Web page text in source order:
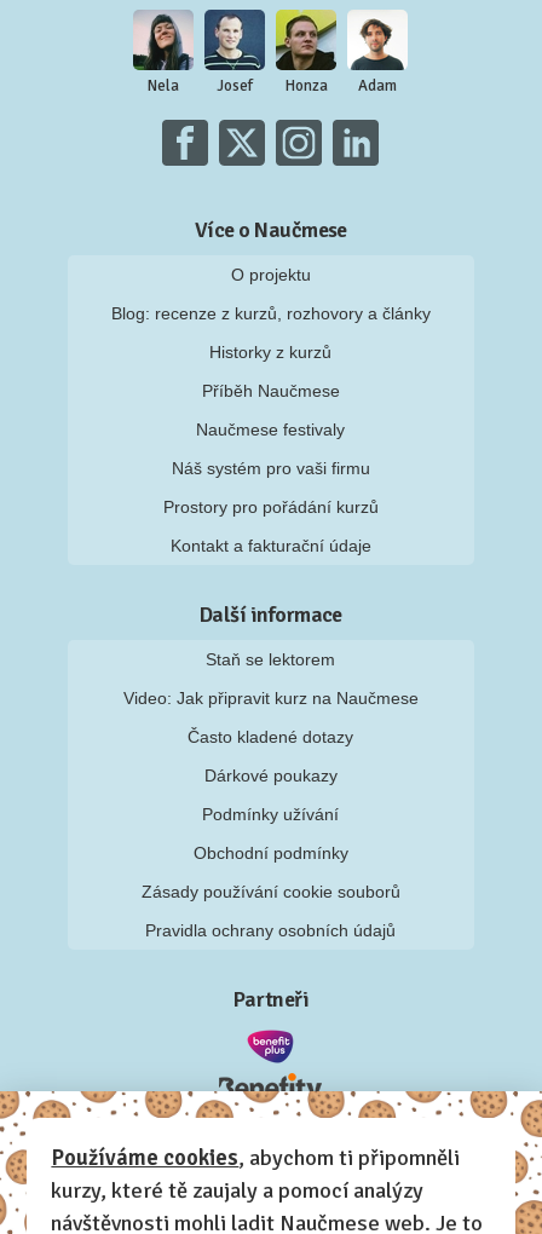
Nela Josef Honza Adam
Více o Naučmese
O projektu
Blog: recenze z kurzů, rozhovory a články
Historky z kurzů
Příběh Naučmese
Naučmese festivaly
Náš systém pro vaši firmu
Prostory pro pořádání kurzů
Kontakt a fakturační údaje
Další informace
Staň se lektorem
Video: Jak připravit kurz na Naučmese
Často kladené dotazy
Dárkové poukazy
Podmínky užívání
Obchodní podmínky
Zásady používání cookie souborů
Pravidla ochrany osobních údajů
Partneři
Používáme cookies, abychom ti připomněli
kurzy, které tě zaujaly a pomocí analýzy
návštěvnosti mohli ladit Naučmese web. Je to